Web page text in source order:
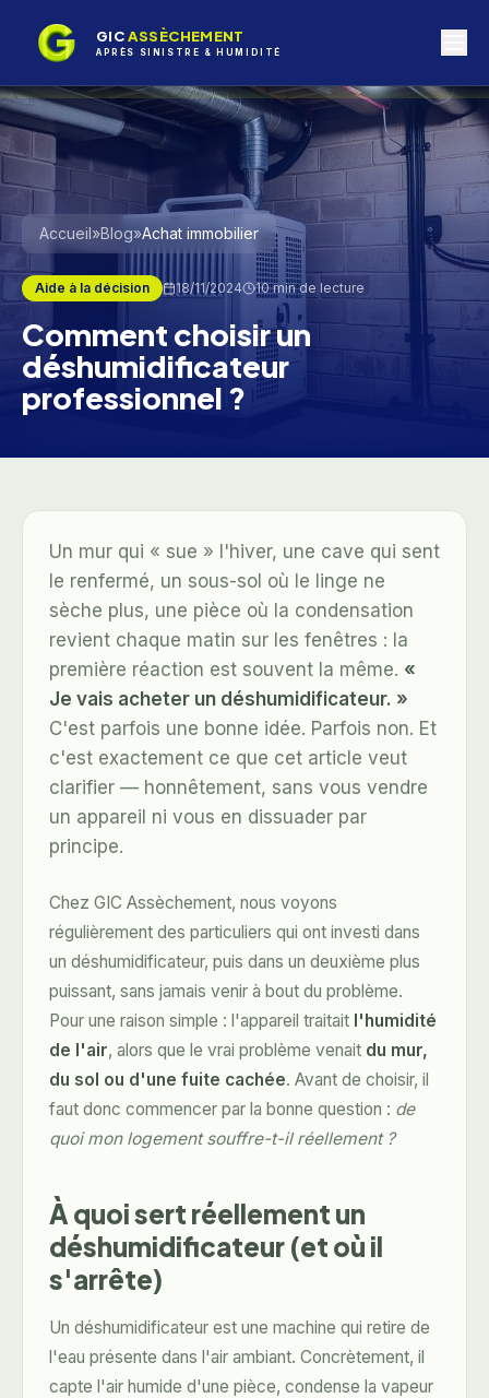
GICASSÈCHEMENT
APRÈS SINISTRE & HUMIDITÉ
Accueil»Blog»Achat immobilier
Aide à la décision 18/11/2024 10 minde lecture
Comment choisir un
déshumidificateur
professionnel ?
Un mur qui « sue » l'hiver, une cave qui sent
le renfermé, un sous-sol où le linge ne
sèche plus, une pièce où la condensation
revient chaque matin sur les fenêtres : la
première réaction est souvent la même. «
Je vais acheter un déshumidificateur. »
C'est parfois une bonne idée. Parfois non. Et
c'est exactement ce que cet article veut
clarifier — honnêtement, sans vous vendre
un appareil ni vous en dissuader par
principe.
Chez GIC Assèchement, nous voyons
régulièrement des particuliers qui ont investi dans
un déshumidificateur, puis dans un deuxième plus
puissant, sans jamais venir à bout du problème.
Pour une raison simple : l'appareil traitait l'humidité
de l'air, alors que le vrai problème venait du mur,
du sol ou d'une fuite cachée. Avant de choisir, il
faut donc commencer par la bonne question : de
quoi mon logement souffre-t-il réellement ?
À quoi sert réellement un
déshumidificateur (et où il
s'arrête)
Un déshumidificateur est une machine qui retire de
l'eau présente dans l'air ambiant. Concrètement, il
capte l'air humide d'une pièce, condense la vapeur